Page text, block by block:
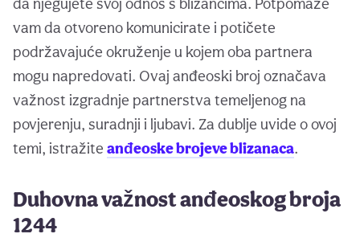
vam da otvoreno komunicirate i potičete
podržavajuće okruženje u kojem oba partnera
mogu napredovati. Ovaj anđeoski broj označava
važnost izgradnje partnerstva temeljenog na
povjerenju, suradnji i ljubavi. Za dublje uvide o ovoj
temi, istražite anđeoske brojeve blizanaca.
Duhovna važnost anđeoskog broja
1244